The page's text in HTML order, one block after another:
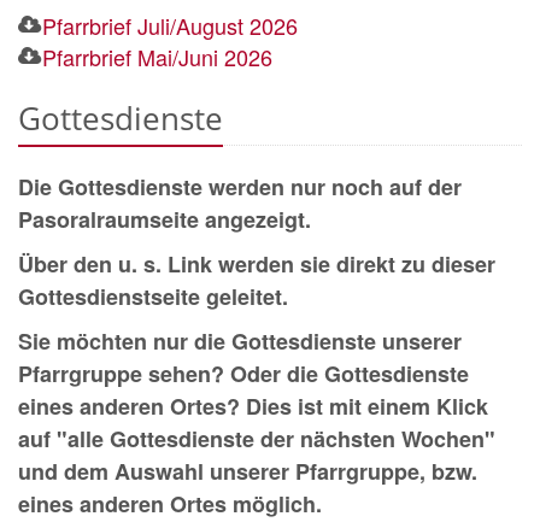
Pfarrbrief Juli/August 2026
Pfarrbrief Mai/Juni 2026
Gottesdienste
Die Gottesdienste werden nur noch auf der
Pasoralraumseite angezeigt.
Über den u. s. Link werden sie direkt zu dieser
Gottesdienstseite geleitet.
Sie möchten nur die Gottesdienste unserer
Pfarrgruppe sehen? Oder die Gottesdienste
eines anderen Ortes? Dies ist mit einem Klick
auf "alle Gottesdienste der nächsten Wochen"
und dem Auswahl unserer Pfarrgruppe, bzw.
eines anderen Ortes möglich.